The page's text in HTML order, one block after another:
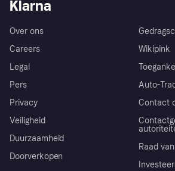
Klarna
Over ons
Careers
Legal
Pers
Privacy
Veiligheid
Duurzaamheid
Doorverkopen
Wikipink
Auto-
Contact
Raad